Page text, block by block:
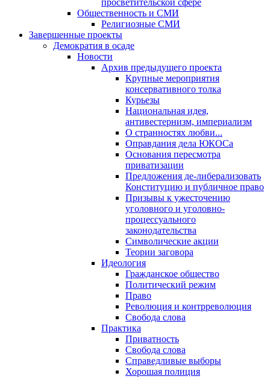
просветительской сфере
Общественность и СМИ
Религиозные СМИ
Завершенные проекты
Демократия в осаде
Новости
Архив предыдущего проекта
Крупные мероприятия
консервативного толка
Курьезы
Национальная идея,
антивестернизм, империализм
О странностях любви...
Оправдания дела ЮКОСа
Основания пересмотра
приватизации
Предложения де-либерализовать
Конституцию и публичное право
Призывы к ужесточению
уголовного и уголовно-
процессуального
законодательства
Символические акции
Теории заговора
Идеология
Гражданское общество
Политический режим
Право
Революция и контрреволюция
Свобода слова
Практика
Приватность
Свобода слова
Справедливые выборы
Хорошая полиция